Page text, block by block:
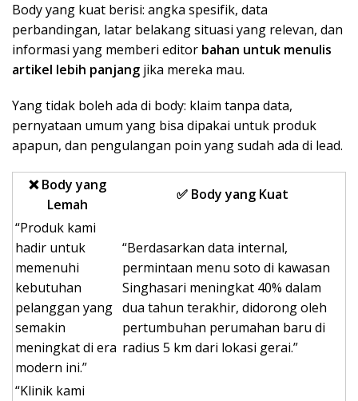
Body yang kuat berisi: angka spesifik, data
perbandingan, latar belakang situasi yang relevan, dan
informasi yang memberi editor bahan untuk menulis
artikel lebih panjang jika mereka mau.
Yang tidak boleh ada di body: klaim tanpa data,
pernyataan umum yang bisa dipakai untuk produk
apapun, dan pengulangan poin yang sudah ada di lead.
❌ Body yang
Lemah
✅ Body yang Kuat
“Produk kami
hadir untuk
memenuhi
kebutuhan
pelanggan yang
semakin
meningkat di era
modern ini.”
“Berdasarkan data internal,
permintaan menu soto di kawasan
Singhasari meningkat 40% dalam
dua tahun terakhir, didorong oleh
pertumbuhan perumahan baru di
radius 5 km dari lokasi gerai.”
“Klinik kami